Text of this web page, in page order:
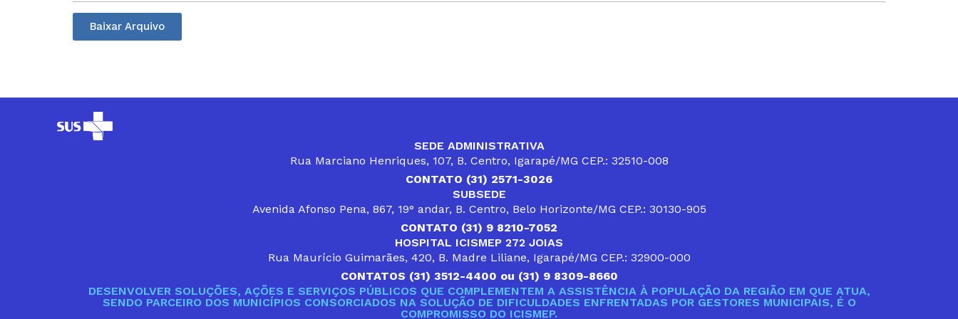
Baixar Arquivo
SEDE ADMINISTRATIVA
Rua Marciano Henriques, 107, B. Centro, Igarapé/MG CEP.: 32510-008
CONTATO (31) 2571-3026
SUBSEDE
Avenida Afonso Pena, 867, 19° andar, B. Centro, Belo Horizonte/MG CEP.: 30130-905
CONTATO (31) 9 8210-7052
HOSPITAL ICISMEP 272 JOIAS
Rua Maurício Guimarães, 420, B. Madre Liliane, Igarapé/MG CEP.: 32900-000
CONTATOS (31) 3512-4400 ou (31) 9 8309-8660
DESENVOLVER SOLUÇÕES, AÇÕES E SERVIÇOS PÚBLICOS QUE COMPLEMENTEM A ASSISTÊNCIA À POPULAÇÃO DA REGIÃO EM QUE ATUA,
SENDO PARCEIRO DOS MUNICÍPIOS CONSORCIADOS NA SOLUÇÃO DE DIFICULDADES ENFRENTADAS POR GESTORES MUNICIPAIS, É O
COMPROMISSO DO ICISMEP.